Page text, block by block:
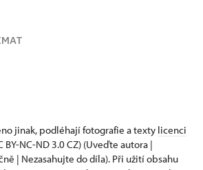
jinak, podléhají fotografie a texty licenci
BY-NC-ND 3.0 CZ) (Uveďte autora |
| Nezasahujte do díla). Při užití obsahu